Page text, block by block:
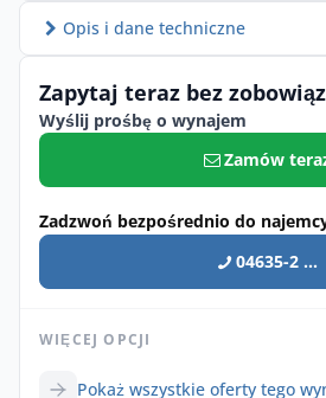
Opis i dane techniczne
Zapytaj teraz bez
Wyślij prośbę o wynajem
Zamów
Zadzwoń bezpośrednio do
04635-2 ...
WIĘCEJ OPCJI
Pokaż wszystkie oferty tego